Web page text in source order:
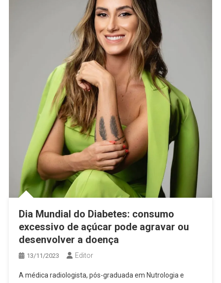
Dia Mundial do Diabetes: consumo
excessivo de açúcar pode agravar ou
desenvolver a doença
13/11/2023 Editor
A médica radiologista, pós-graduada em Nutrologia e